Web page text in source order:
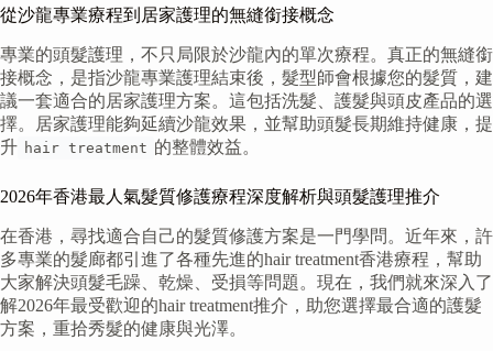
從沙龍專業療程到居家護理的無縫銜接概念
專業的頭髮護理，不只局限於沙龍內的單次療程。真正的無縫銜
接概念，是指沙龍專業護理結束後，髮型師會根據您的髮質，建
議一套適合的居家護理方案。這包括洗髮、護髮與頭皮產品的選
擇。居家護理能夠延續沙龍效果，並幫助頭髮長期維持健康，提
升 hair treatment 的整體效益。
2026年香港最人氣髮質修護療程深度解析與頭髮護理推介
在香港，尋找適合自己的髮質修護方案是一門學問。近年來，許
多專業的髮廊都引進了各種先進的hair treatment香港療程，幫助
大家解決頭髮毛躁、乾燥、受損等問題。現在，我們就來深入了
解2026年最受歡迎的hair treatment推介，助您選擇最合適的護髮
方案，重拾秀髮的健康與光澤。